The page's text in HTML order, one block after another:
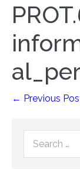
← Previous